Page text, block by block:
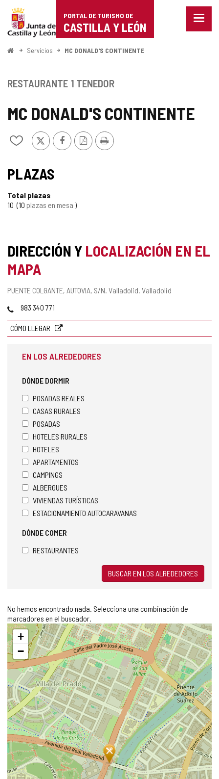
Portal
de
Turismo
Castilla
León
PORTAL DE TURISMO DE
CASTILLA Y LEÓN
Menu
InicioServicios MC DONALD'S CONTINENTE
MC DONALD'S CONTINENTE
Añadir/quitar
cuadernos
X FacebookVersión
PDF
Imprimir
RESTAURANTE 1 TENEDOR
PLAZAS
Total plazas
10
10 plazas en mesa
DIRECCIÓN Y LOCALIZACIÓN EN EL
MAPA
Dirección
PUENTE COLGANTE, AUTOVIA, S/N. Valladolid. Valladolid
Teléfonos
983 340 771
CÓMO LLEGAR
EN LOS ALREDEDORES
DÓNDE DORMIR
POSADAS REALES
CASAS RURALES
POSADAS
HOTELES RURALES
HOTELES
APARTAMENTOS
CAMPINGS
ALBERGUES
VIVIENDAS TURÍSTICAS
ESTACIONAMIENTO AUTOCARAVANAS
DÓNDE COMER
RESTAURANTES
BUSCAR EN LOS ALREDEDORES
No hemos encontrado nada. Selecciona una combinación de
marcadores en el buscador.
Saltar
mapa
+
−